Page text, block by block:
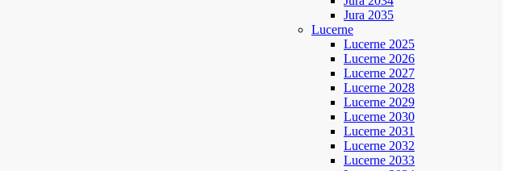
Jura 2035
Lucerne
Lucerne 2025
Lucerne 2026
Lucerne 2027
Lucerne 2028
Lucerne 2029
Lucerne 2030
Lucerne 2031
Lucerne 2032
Lucerne 2033